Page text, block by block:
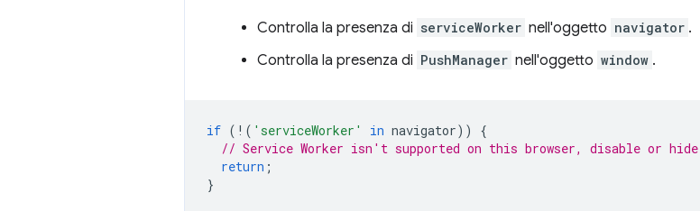
Controlla la presenza di serviceWorker nell'oggetto navigator .
Controlla la presenza di PushManager nell'oggetto window .
if ( ! ( 'serviceWorker' in navigator))
{
// Service Worker isn't supported on this browser, disable or
return ;
}